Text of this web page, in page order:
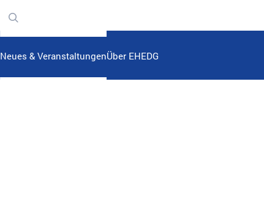
Neues & VeranstaltungenÜber EHEDG